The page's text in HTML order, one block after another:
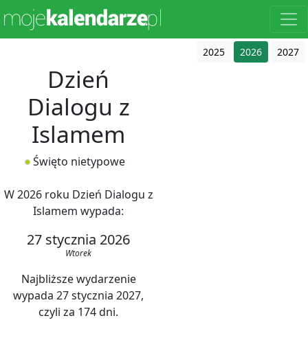
2025 2026 2027
Dzień
Dialogu z
Islamem
Święto nietypowe
W 2026 roku Dzień Dialogu z
Islamem wypada:
27 stycznia 2026
Wtorek
Najbliższe wydarzenie
wypada 27 stycznia 2027,
czyli za 174 dni.